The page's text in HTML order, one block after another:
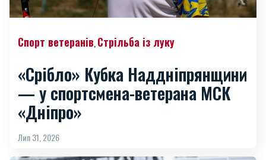
Спорт ветеранів,Стрільба із луку
«Срібло» Кубка Наддніпрянщини
— у спортсмена-ветерана МСК
«Дніпро»
Лип 31, 2026